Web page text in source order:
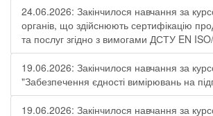
24.06.2026: Закінчилося навчання за
органів, що здійснюють сертифікацію
та послуг згідно з вимогами ДСТУ EN
19.06.2026: Закінчилося навчання за
"Забезпечення єдності вимірювань на
19.06.2026: Закінчилося навчання за